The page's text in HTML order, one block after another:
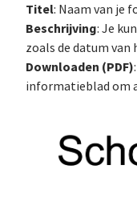
Titel: Naam van je
Beschrijving: Je
zoals de datum van
Downloaden (PDF)
informatieblad om